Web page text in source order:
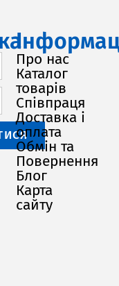
Про нас
Каталог
товарів
Співпраця
Доставка і
оплата
Обмін та
Повернення
Блог
Карта
сайту